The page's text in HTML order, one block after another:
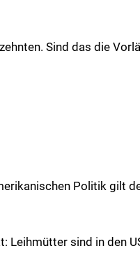
Sind das die
Politik gilt
Leihmütter sind in den